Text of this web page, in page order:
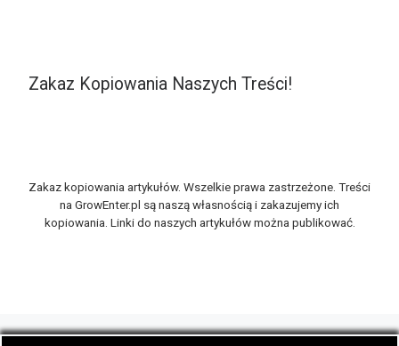
Zakaz Kopiowania Naszych Treści!
Zakaz kopiowania artykułów. Wszelkie prawa zastrzeżone. Treści
na GrowEnter.pl są naszą własnością i zakazujemy ich
kopiowania. Linki do naszych artykułów można publikować.